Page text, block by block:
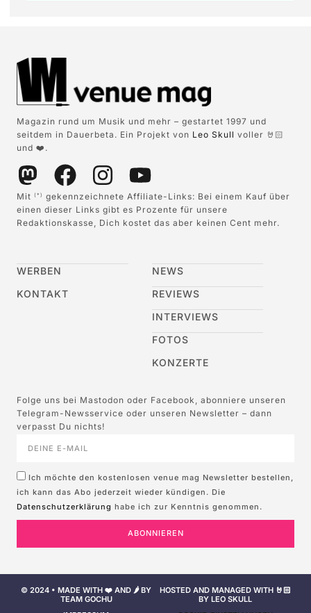
Magazin rund um Musik und mehr – gestartet 1997 und
seitdem in Dauerbeta. Ein Projekt von Leo Skull voller 🤘🏻
und ❤️.
Mit (*)
gekennzeichnete Affiliate-Links: Bei einem Kauf über
einen dieser Links gibt es Prozente für unsere
Redaktionskasse, Dich kostet das aber keinen Cent mehr.
WERBEN
KONTAKT
NEWS
REVIEWS
INTERVIEWS
FOTOS
KONZERTE
Folge uns bei Mastodon oder Facebook, abonniere unseren
Telegram-Newsservice oder unseren Newsletter – dann
verpasst Du nichts!
Ich möchte den kostenlosen venue mag Newsletter bestellen,
ich kann das Abo jederzeit wieder kündigen. Die
Datenschutzerklärung habe ich zur Kenntnis genommen.
ABONNIEREN
© 2024 • MADE WITH ❤️ AND 🌶️ BY
TEAM GOCHU
HOSTED AND MANAGED WITH 🤘🏻
BY LEO SKULL